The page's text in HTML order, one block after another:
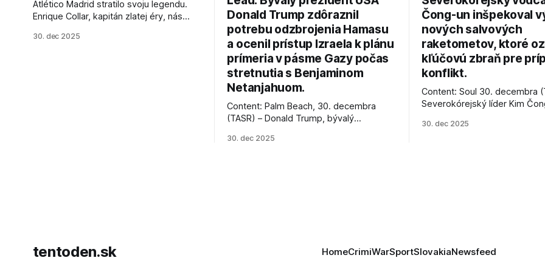
Atlético Madrid stratilo svoju legendu.
Enrique Collar, kapitán zlatej éry, nás
jeho úspechy a odkaz.
30. dec 2025
Donald Trump zdôraznil
potrebu odzbrojenia Hamasu
a ocenil prístup Izraela k plánu
prímeria v pásme Gazy počas
stretnutia s Benjaminom
Netanjahuom.
Content: Palm Beach, 30. decembra
(TASR) – Donald Trump, bývalý
vyhlásil, že odzbrojenie palestínskeho
30. dec 2025
Čong-un inšpekoval
nových salvových
raketometov, ktoré
kľúčovú zbraň pre
konflikt.
Content: Soul 30. decembra
Severokórejský líder Kim
najnovšie salvové raketomety
30. dec 2025
tentoden.sk HomeCrimiWarSportSlovakiaNewsfeed